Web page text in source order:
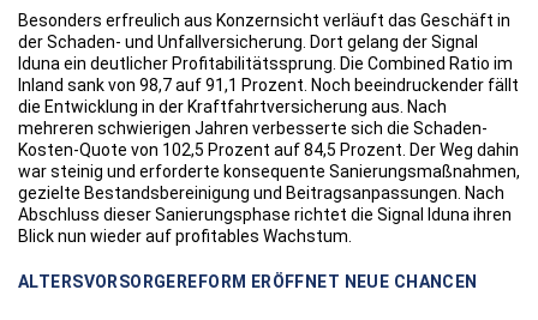
Besonders erfreulich aus Konzernsicht verläuft das Geschäft in
der Schaden- und Unfallversicherung. Dort gelang der Signal
Iduna ein deutlicher Profitabilitätssprung. Die Combined Ratio im
Inland sank von 98,7 auf 91,1 Prozent. Noch beeindruckender fällt
die Entwicklung in der Kraftfahrtversicherung aus. Nach
mehreren schwierigen Jahren verbesserte sich die Schaden-
Kosten-Quote von 102,5 Prozent auf 84,5 Prozent. Der Weg dahin
war steinig und erforderte konsequente Sanierungsmaßnahmen,
gezielte Bestandsbereinigung und Beitragsanpassungen. Nach
Abschluss dieser Sanierungsphase richtet die Signal Iduna ihren
Blick nun wieder auf profitables Wachstum.
ALTERSVORSORGEREFORM ERÖFFNET NEUE CHANCEN